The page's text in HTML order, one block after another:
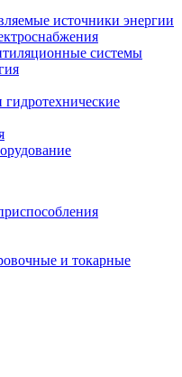
источники энергии
системы
и токарные